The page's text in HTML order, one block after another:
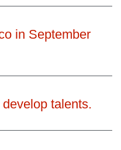
in September
talents.